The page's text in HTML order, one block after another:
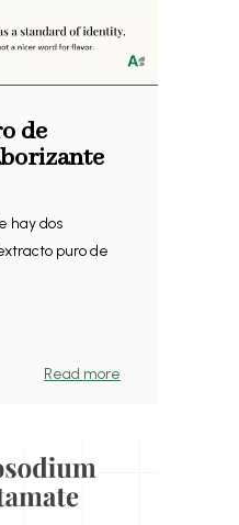
de
hay dos
puro de
Read more